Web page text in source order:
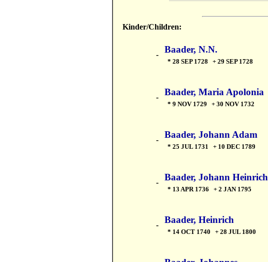
Kinder/Children:
- Baader, N.N.
* 28 SEP 1728 + 29 SEP 1728
- Baader, Maria Apolonia
* 9 NOV 1729 + 30 NOV 1732
- Baader, Johann Adam
* 25 JUL 1731 + 10 DEC 1789
- Baader, Johann Heinrich
* 13 APR 1736 + 2 JAN 1795
- Baader, Heinrich
* 14 OCT 1740 + 28 JUL 1800